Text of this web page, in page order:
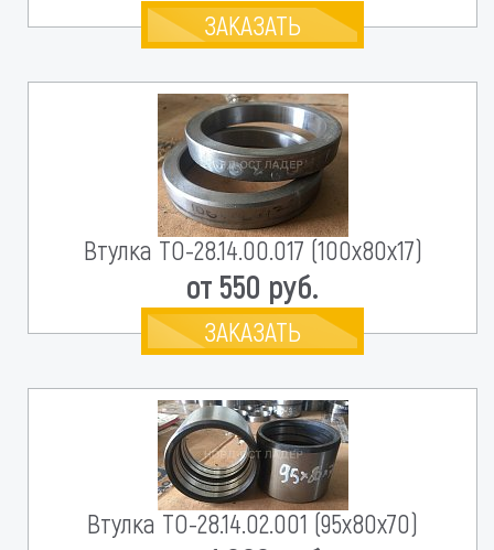
ЗАКАЗАТЬ
Втулка ТО-28.14.00.017 (100х80х17)
от 550 руб.
ЗАКАЗАТЬ
Втулка ТО-28.14.02.001 (95х80х70)